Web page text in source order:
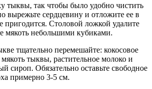
так чтобы было удобно чистить
вырежьте сердцевину и отложите ее в
пригодится. Столовой ложкой удалите
мякоть небольшими кубиками.
тщательно перемешайте: кокосовое
тыквы, растительное молоко и
сироп. Обязательно оставьте свободное
примерно 3-5 см.